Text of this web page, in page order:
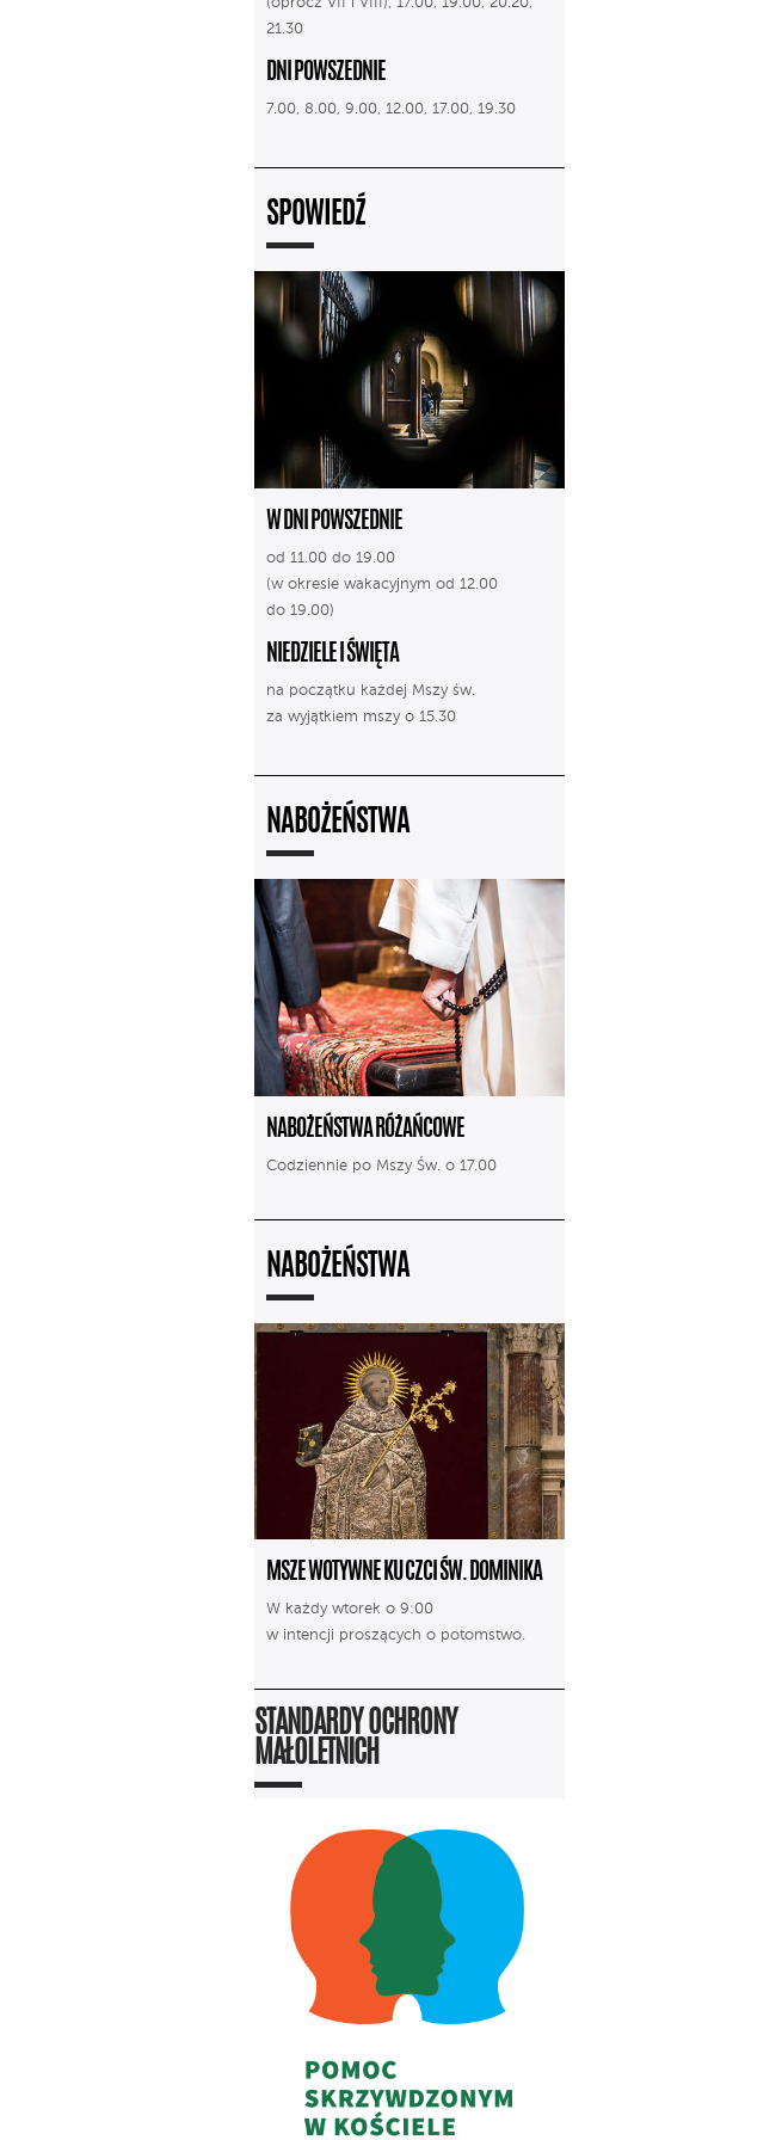
21.30
DNI POWSZEDNIE
7.00, 8.00, 9.00, 12.00, 17.00, 19.30
SPOWIEDŹ
W DNI POWSZEDNIE
od 11.00 do 19.00
(w okresie wakacyjnym od 12.00
do 19.00)
NIEDZIELE I ŚWIĘTA
na początku każdej Mszy św.
za wyjątkiem mszy o 15.30
NABOŻEŃSTWA
NABOŻEŃSTWA RÓŻAŃCOWE
Codziennie po Mszy Św. o 17.00
NABOŻEŃSTWA
MSZE WOTYWNE KU CZCI ŚW. DOMINIKA
W każdy wtorek o 9:00
w intencji proszących o potomstwo.
STANDARDY OCHRONY
MAŁOLETNICH